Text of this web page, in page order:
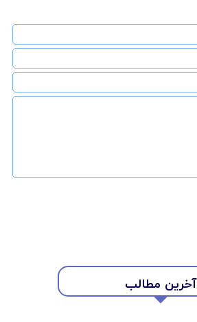
آخرین مطالب